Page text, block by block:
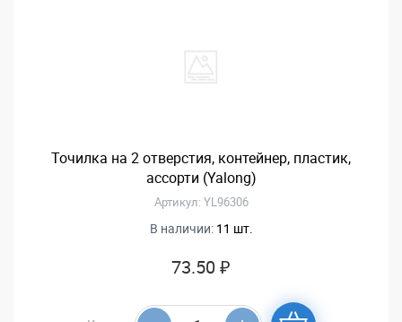
Точилка на 2 отверстия, контейнер, пластик,
ассорти (Yalong)
Артикул: YL96306
В наличии: 11 шт.
73.50 ₽